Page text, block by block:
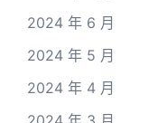
2024 年 6 月
2024 年 5 月
2024 年 4 月